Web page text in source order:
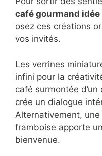
Idées
originales
gourmand
Pour sortir des
une café gourmand
mémorable, osez
surprendront vos
Les verrines